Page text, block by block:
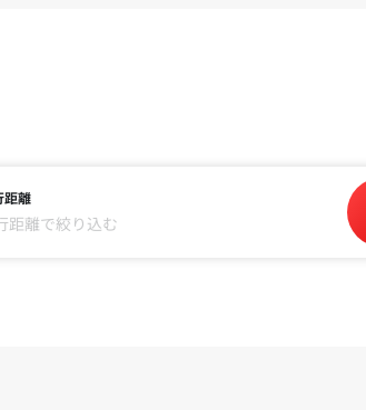
距離
距離で絞り込む